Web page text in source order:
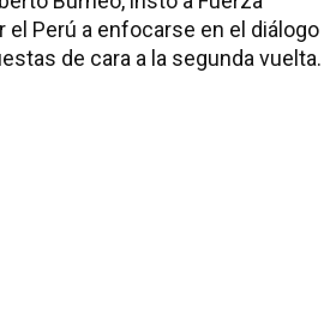
el Perú a enfocarse en el diálogo
de cara a la segunda vuelta.